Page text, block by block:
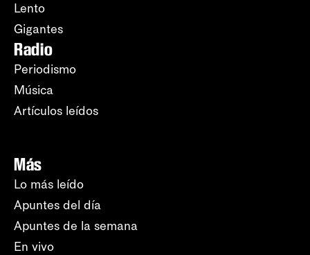
Lento
Gigantes
Radio
Periodismo
Música
Artículos leídos
Más
Lo más leído
Apuntes del día
Apuntes de la semana
En vivo